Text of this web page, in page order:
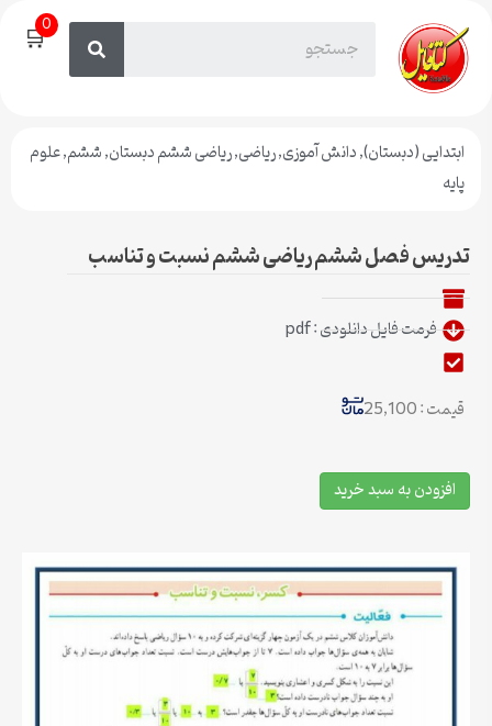
🛒0
ابتدایی (دبستان),دانش آموزی,ریاضی,ریاضی ششم دبستان,ششم,علوم
پایه
تدریس فصل ششم ریاضی ششم نسبت و تناسب
فرمت فایل دانلودی : pdf
قیمت : 25,100
افزودن به سبد خرید